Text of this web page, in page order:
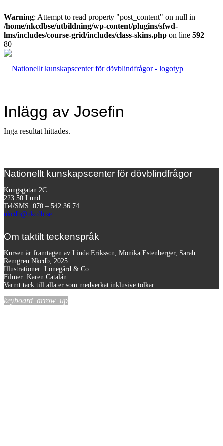
Warning: Attempt to read property "post_content" on null in
/home/nkcdbse/utbildning/wp-content/plugins/sfwd-
lms/includes/course-grid/includes/class-skins.php on line 592
Inlägg av Josefin
Inga resultat hittades.
Nationellt kunskapscenter för dövblindfrågor
Kungsgatan 2C
223 50 Lund
Tel/SMS: 070 – 542 36 74
nkcdb@nkcdb.se
Om taktilt teckenspråk
Kursen är framtagen av Linda Eriksson, Monika Estenberger, Sarah
Remgren Nkcdb, 2025.
Illustrationer: Lönegård & Co.
Filmer: Karen Catalán.
Varmt tack till alla er som medverkat inklusive tolkar.
keyboard_arrow_up